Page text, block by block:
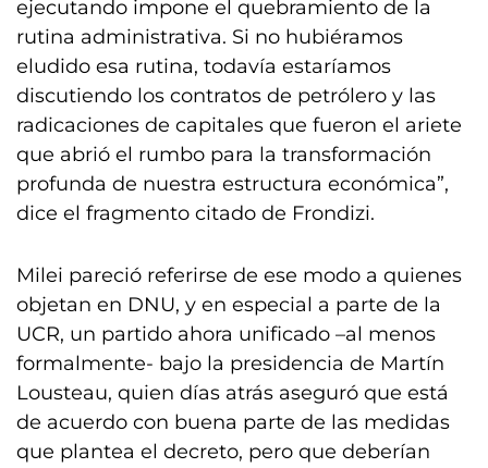
ejecutando impone el quebramiento de la
rutina administrativa. Si no hubiéramos
eludido esa rutina, todavía estaríamos
discutiendo los contratos de petrólero y las
radicaciones de capitales que fueron el ariete
que abrió el rumbo para la transformación
profunda de nuestra estructura económica”,
dice el fragmento citado de Frondizi.
Milei pareció referirse de ese modo a quienes
objetan en DNU, y en especial a parte de la
UCR, un partido ahora unificado –al menos
formalmente- bajo la presidencia de Martín
Lousteau, quien días atrás aseguró que está
de acuerdo con buena parte de las medidas
que plantea el decreto, pero que deberían